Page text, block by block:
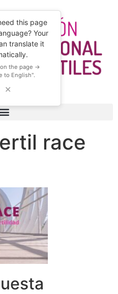
this page
Your
translate it
the page →
to English".
✕
race